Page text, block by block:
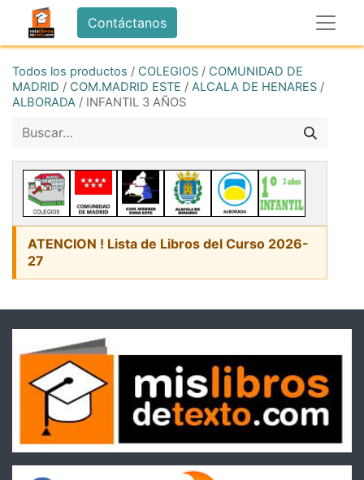
Contáctanos
Todos los productos / COLEGIOS / COMUNIDAD DE
MADRID / COM.MADRID ESTE / ALCALA DE HENARES /
ALBORADA / INFANTIL 3 AÑOS
ATENCION ! Lista de Libros del Curso 2026-
27